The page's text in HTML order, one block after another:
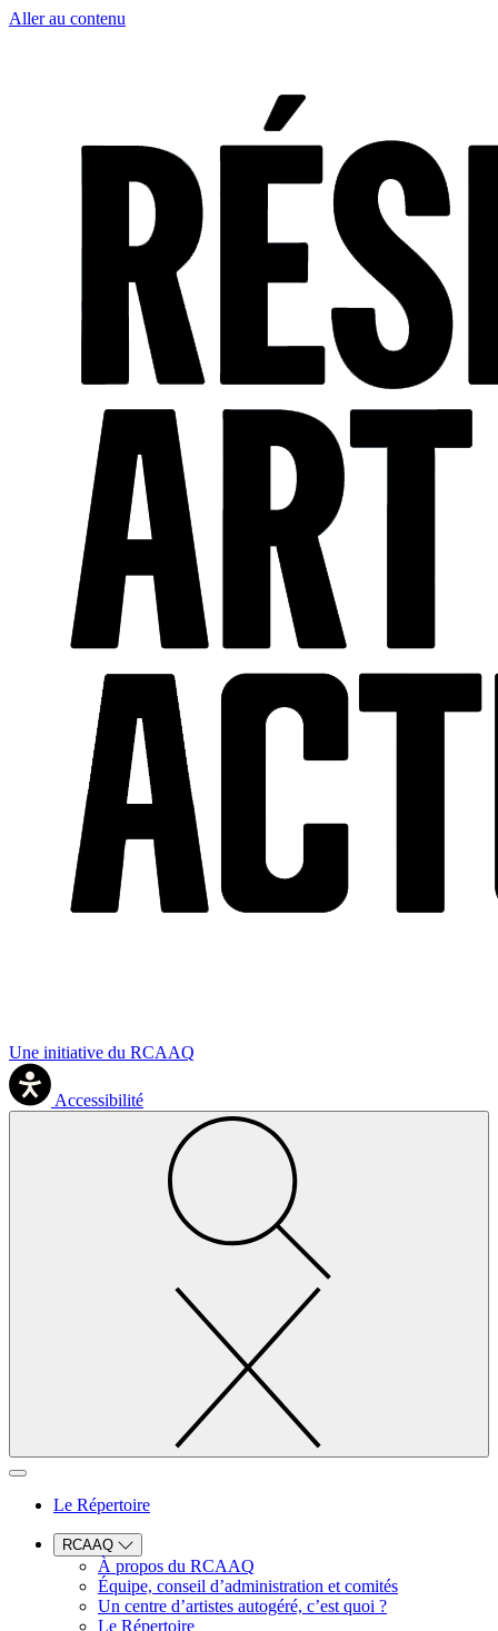
Aller au contenu
Une initiative du RCAAQ
Accessibilité
Le Répertoire
RCAAQ
À propos du RCAAQ
Équipe, conseil d’administration et comités
Un centre d’artistes autogéré, c’est quoi ?
Le Répertoire